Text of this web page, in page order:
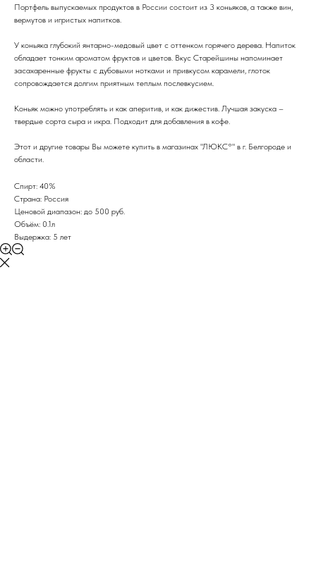
Портфель выпускаемых продуктов в России состоит из 3 коньяков, а также вин,
вермутов и игристых напитков.
У коньяка глубокий янтарно-медовый цвет с оттенком горячего дерева. Напиток
обладает тонким ароматом фруктов и цветов. Вкус Старейшины напоминает
засахаренные фрукты с дубовыми нотками и привкусом карамели, глоток
сопровождается долгим приятным теплым послевкусием.
Коньяк можно употреблять и как аперитив, и как дижестив. Лучшая закуска –
твердые сорта сыра и икра. Подходит для добавления в кофе.
Этот и другие товары Вы можете купить в магазинах "ЛЮКС°" в г. Белгороде и
области.
Спирт: 40%
Страна: Россия
Ценовой диапазон: до 500 руб.
Объём: 0.1л
Выдержка: 5 лет